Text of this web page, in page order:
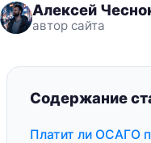
Алексей
автор сайта
Содержание
Платит ли ОСАГО